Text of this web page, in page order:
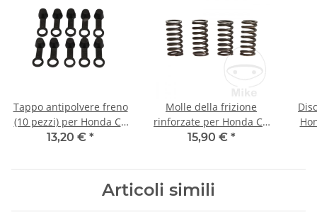
Tappo antipolvere freno
(10 pezzi) per Honda CB
350 360 400 450 500 550
13,20 € *
Molle della frizione
rinforzate per Honda CB
400 CBR 600 1977-1990
15,90 € *
Articoli simili